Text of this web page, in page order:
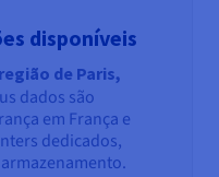
disponíveis
de Paris,
dados são
em França e
dedicados,